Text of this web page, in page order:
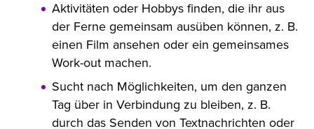
Aktivitäten oder Hobbys finden, die ihr aus
der Ferne gemeinsam ausüben können, z. B.
einen Film ansehen oder ein gemeinsames
Work-out machen.
Sucht nach Möglichkeiten, um den ganzen
Tag über in Verbindung zu bleiben, z. B.
durch das Senden von Textnachrichten oder